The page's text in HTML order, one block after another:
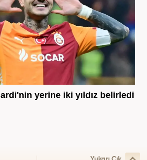
yerine iki yıldız belirledi